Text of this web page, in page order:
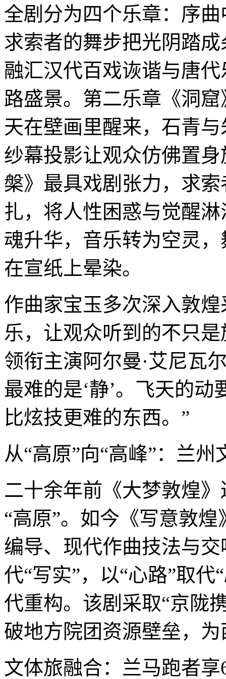
全剧分为四个乐章：序
求索者的舞步把光阴踏
融汇汉代百戏诙谐与唐
路盛景。第二乐章《洞
天在壁画里醒来，石青
纱幕投影让观众仿佛置
槃》最具戏剧张力，求
扎，将人性困惑与觉醒
魂升华，音乐转为空灵
在宣纸上晕染。
作曲家宝玉多次深入敦
乐，让观众听到的不只
领衔主演阿尔曼·艾尼瓦
最难的是‘静’。飞天的
比炫技更难的东西。”
从“高原”向“高峰”：兰
二十余年前《大梦敦煌
“高原”。如今《写意敦
编导、现代作曲技法与
代“写实”，以“心路”取
代重构。该剧采取“京陇
破地方院团资源壁垒，
文体旅融合：兰马跑者